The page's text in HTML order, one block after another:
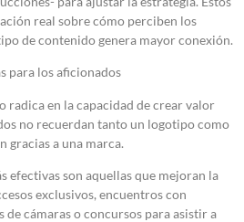
real sobre cómo perciben los
de contenido genera mayor conexión.
para los aficionados
radica en la capacidad de crear valor
no recuerdan tanto un logotipo como
gracias a una marca.
efectivas son aquellas que mejoran la
exclusivos, encuentros con
cámaras o concursos para asistir a